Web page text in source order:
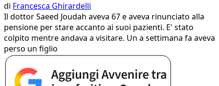
di Francesca Ghirardelli
Il dottor Saeed Joudah aveva 67 e aveva rinunciato alla
pensione per stare accanto ai suoi pazienti. E' stato
colpito mentre andava a visitare. Un a settimana fa aveva
perso un figlio